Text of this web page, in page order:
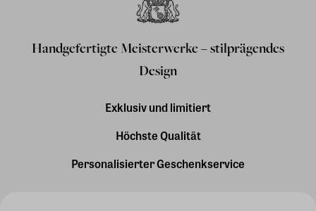
Handgefertigte Meisterwerke – stilprägendes
Design
Exklusiv und limitiert
Höchste Qualität
Personalisierter Geschenkservice